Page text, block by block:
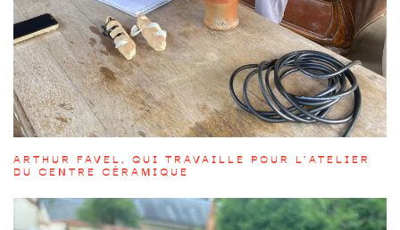
ARTHUR FAVEL, QUI TRAVAILLE POUR L’ATELIER
DU CENTRE CÉRAMIQUE